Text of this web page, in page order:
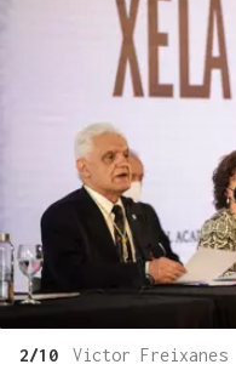
2/10 Victor Freixanes